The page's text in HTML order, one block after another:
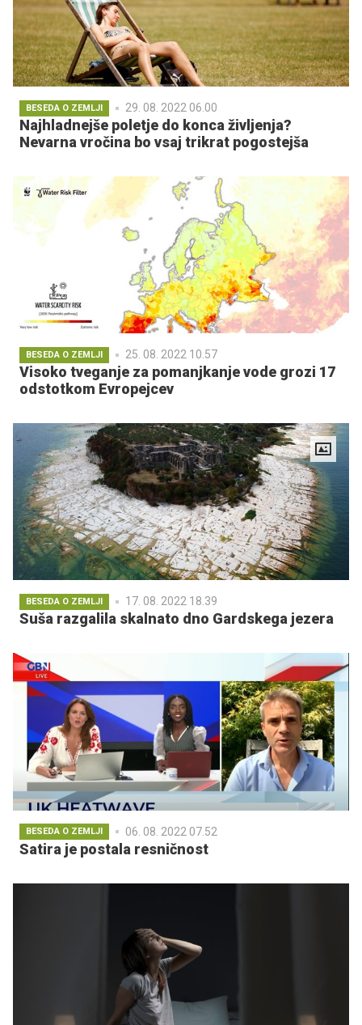
BESEDA O ZEMLJI 29. 08. 2022 06.00
Najhladnejše poletje do konca življenja?
Nevarna vročina bo vsaj trikrat pogostejša
BESEDA O ZEMLJI 25. 08. 2022 10.57
Visoko tveganje za pomanjkanje vode grozi 17
odstotkom Evropejcev
BESEDA O ZEMLJI 17. 08. 2022 18.39
Suša razgalila skalnato dno Gardskega jezera
BESEDA O ZEMLJI 06. 08. 2022 07.52
Satira je postala resničnost